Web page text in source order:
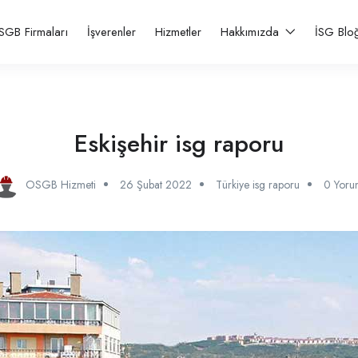
Firmaları İşverenler Hizmetler Hakkımızda İSG
Eskişehir isg raporu
OSGB Hizmeti 26 Şubat 2022 Türkiye isg raporu 0